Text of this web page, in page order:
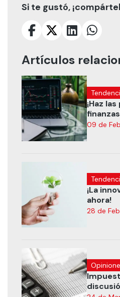
Si te gustó,
Artículos
¡Haz
09 de
¡La
ahora!
28 de